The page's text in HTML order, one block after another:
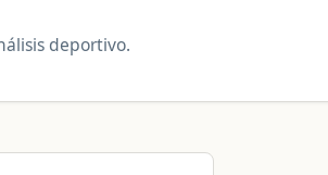
deportivo.